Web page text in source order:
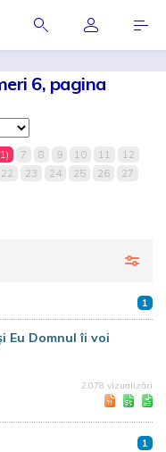
6, pagina
7 8 9 10 11
12
22 23 24 25 26
27
1
Eu Domnul îi voi
2.078 vizualizări
1